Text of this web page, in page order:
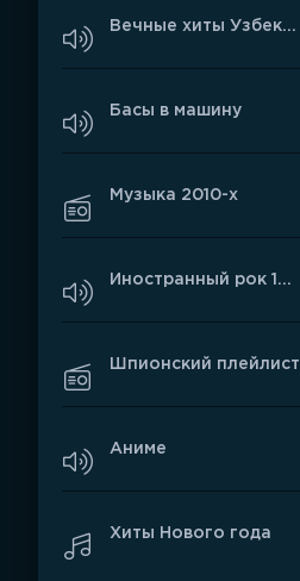
Вечные хиты Узбекистана
Басы в машину
Музыка 2010-х
Иностранный рок 1990-х
Шпионский плейлист
Аниме
Хиты Нового года